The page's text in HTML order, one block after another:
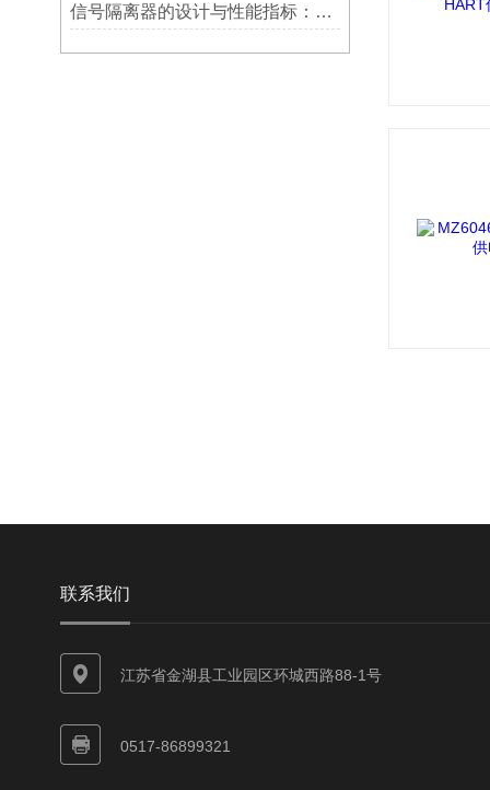
信号隔离器的设计与性能指标：确保稳定可靠的信号传输
联系我们
江苏省金湖县工业园区环城西路88-1号
0517-86899321